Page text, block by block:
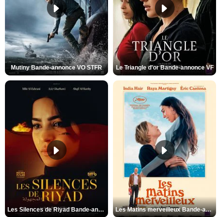
Mutiny Bande-annonce VO STFR Le Triangle d'or Bande-annonce VF
Les Silences de Riyad Bande-annonce VO STFR Les Matins merveilleux Bande-annonce VF